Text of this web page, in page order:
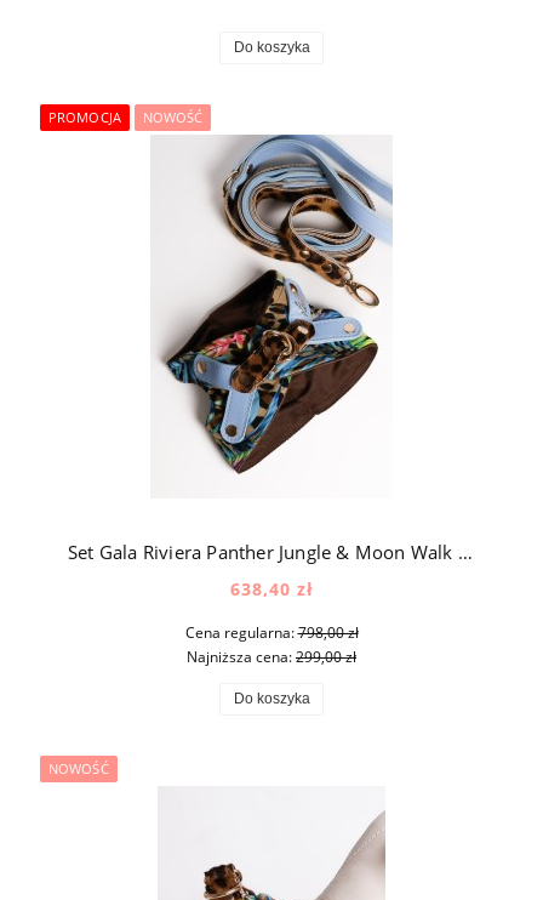
Do koszyka
Set Gala Riviera Panther Jungle & Moon Walk Panther Jungle – luksusowy zestaw spacerowy dla psa z jedwabiu, aksamitu i naturalnej skóry
638,40 zł
Cena regularna:798,00 zł
Najniższa cena:299,00 zł
Do koszyka
PROMOCJA NOWOŚĆ
NOWOŚĆ